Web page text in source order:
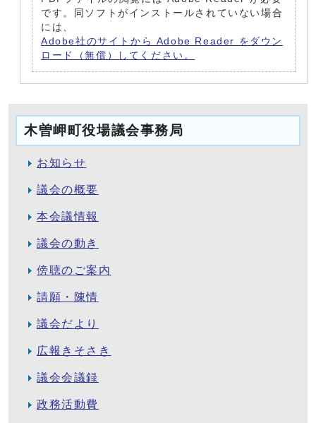
です。同ソフトがインストールされていない場合
には、
Adobe社のサイトから Adobe Reader をダウン
ロード（無償）してください。
木曽岬町役場議会事務局
お知らせ
議会の概要
本会議情報
議会の動き
傍聴のご案内
請願・陳情
議会だより
広報きそさき
議会会議録
政務活動費